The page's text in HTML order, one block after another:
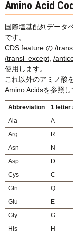
Amino Acid
国際塩基配列データ
です。
CDS feature の /
/transl_except /
使用します。
これ以外のアミノ酸
Amino Acidsを参照し
Abbreviation 1 letter
Ala
A
Arg
R
Asn
N
Asp
D
Cys
C
Gln
Q
Glu
E
Gly
G
His
H